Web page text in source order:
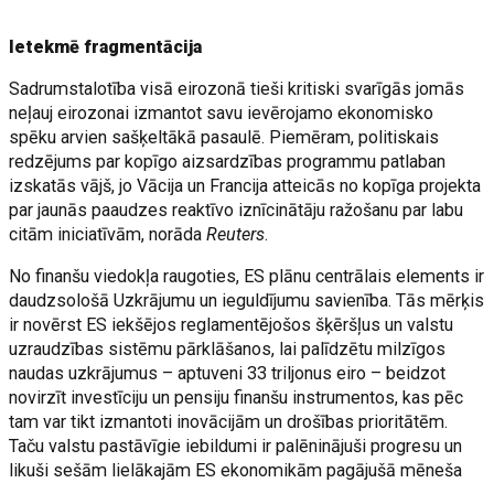
Ietekmē fragmentācija
Sadrumstalotība visā eirozonā tieši kritiski svarīgās jomās
neļauj eirozonai izmantot savu ievērojamo ekonomisko
spēku arvien sašķeltākā pasaulē. Piemēram, politiskais
redzējums par kopīgo aizsardzības programmu patlaban
izskatās vājš, jo Vācija un Francija atteicās no kopīga projekta
par jaunās paaudzes reaktīvo iznīcinātāju ražošanu par labu
citām iniciatīvām, norādaReuters.
No finanšu viedokļa raugoties, ES plānu centrālais elements ir
daudzsološā Uzkrājumu un ieguldījumu savienība. Tās mērķis
ir novērst ES iekšējos reglamentējošos šķēršļus un valstu
uzraudzības sistēmu pārklāšanos, lai palīdzētu milzīgos
naudas uzkrājumus – aptuveni 33 triljonus eiro – beidzot
novirzīt investīciju un pensiju finanšu instrumentos, kas pēc
tam var tikt izmantoti inovācijām un drošības prioritātēm.
Taču valstu pastāvīgie iebildumi ir palēninājuši progresu un
likuši sešām lielākajām ES ekonomikām pagājušā mēneša